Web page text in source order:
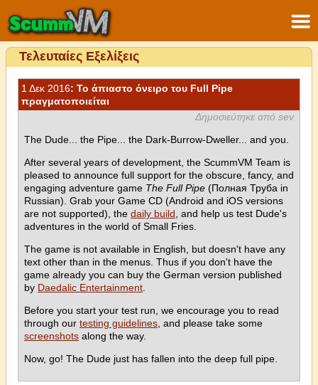
Τελευταίες Εξελίξεις
1 Δεκ 2016: Το άπιαστο όνειρο του Full Pipe
πραγματοποιείται
Δημοσιεύτηκε από sev
The Dude... the Pipe... the Dark-Burrow-Dweller... and you.
After several years of development, the ScummVM Team is
pleased to announce full support for the obscure, fancy, and
engaging adventure game The Full Pipe (Полная Труба in
Russian). Grab your Game CD (Android and iOS versions
are not supported), the daily build , and help us test Dude's
adventures in the world of Small Fries.
The game is not available in English, but doesn't have any
text other than in the menus. Thus if you don't have the
game already you can buy the German version published
by Daedalic Entertainment
Before you start your test run, we encourage you to read
through our testing guidelines , and please take some
screenshots along the way.
Now, go! The Dude just has fallen into the deep full pipe.